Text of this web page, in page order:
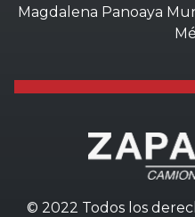
Magdalena Panoaya
© 2022 Todos los